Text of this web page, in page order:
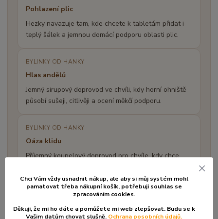
Pohlazení plic
Hezky navazuje tam, kde chcete k tabletám přidat i
teplý šálek a jemnou domácí podporu oblasti plic.
BYLINKY OD HANKY
Hlas andělů
Jemný sirupový doprovod ve chvíli, kdy horní ohniště
působí sušeji, citlivěji a ocení měkčí podporu.
BYLINKY OD HANKY
Oáza klidu
Příjemný koupelový doprovod pro chvíle, kdy chce
uvolnění a návrat do jemnějšího rytmu.
Chci Vám vždy usnadnit nákup, ale aby si můj systém mohl
pamatovat třeba nákupní košík, potřebuji souhlas se
zpracováním cookies.
Děkuji, že mi ho dáte a pomůžete mi web zlepšovat. Budu se k
Vašim datům chovat slušně. Ochrana posobních údajů.